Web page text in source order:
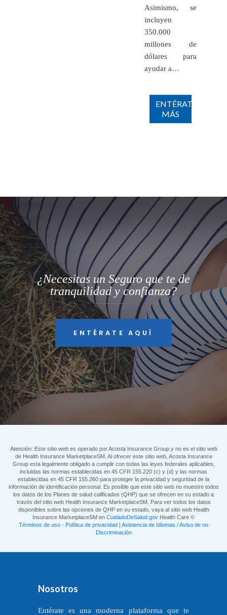
Asimismo, se
incluyen
350.000
millones de
dólares para
ayudar a…
ENTÉRATE
MÁS
¿Necesitas un Seguro que te de
tranquilidad y confianza?
ENTÉRATE AQUÍ
Atención: Este sitio web es operado por Acosta Insurance Group y no es el sitio web
de Health Insurance MarketplaceSM. Al ofrecer este sitio web, Acosta Insurance
Group esta legalmente obligado a cumplir con todas las leyes federales aplicables,
incluidas las normas establecidas en 45 CFR 155.220 (c) y (d) y las normas
establecidas en 45 CFR 155.260 para proteger la privacidad y seguridad de la
información de identificación personal. Es posible que este sitio web no muestre todos
los datos de los Planes de salud calificados (QHP) que se ofrecen en su estado a
través del sitio web Health Insurance MarketplaceSM. Para ver todos los datos
disponibles sobre las opciones de QHP en su estado, vaya al sitio web Health
Insurance MarketplaceSM en CuidadoDeSalud.gov Health Care ©
Términos de uso - Política de privacidad | Asistencia de Idiomas / Aviso de no
Discriminación
Nosotros
Entérate es una moderna plataforma que te